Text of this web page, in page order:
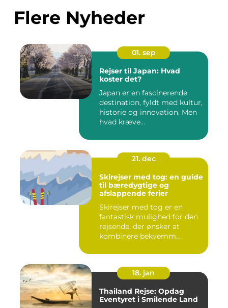
Flere Nyheder
01. sep
Rejser til Japan: Hvad
koster det?
Japan er en fascinerende
destination, fyldt med kultur,
historie og innovation. Men
hvad kræve...
21. dec
Skirejser med tog: en guide
til bæredygtige og
afslappende ferier
Skirejser med tog er en
fantastisk mulighed for den
rejsende, der ønsker at
kombinere bekvemm...
18. jan
Thailand Rejse: Opdag
Eventyret i Smilende Land